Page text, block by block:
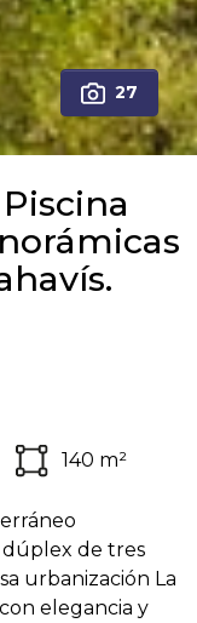
27
140 m²
de tres
urbanización La
elegancia y